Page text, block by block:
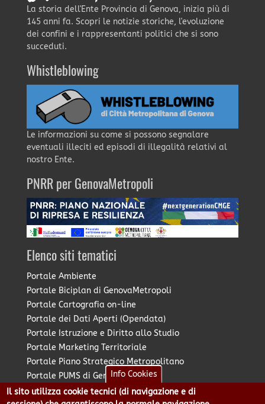
La storia dell'Ente Provincia di Genova, inizia più di
145 anni fa. Scopri le notizie storiche, l'evoluzione
dei confini e i rappresentanti politici che si sono
succeduti.
Whistleblowing
Le informazioni su come si possono segnalare
eventuali illeciti ed episodi di illegalità relativi al
nostro Ente.
PNRR per GenovaMetropoli
Elenco siti tematici
Portale Ambiente
Portale Biciplan di GenovaMetropoli
Portale Cartografia on-line
Portale dei Dati Aperti (Opendata)
Portale Istruzione e Diritto allo Studio
Portale Marketing Territoriale
Portale Piano Strategico Metropolitano
Portale PUMS di GenovaMetropoli
Portale Stazione Unica Appaltante
Info Cookies
Il sito utilizza cookie tecnici (di navigazione e di